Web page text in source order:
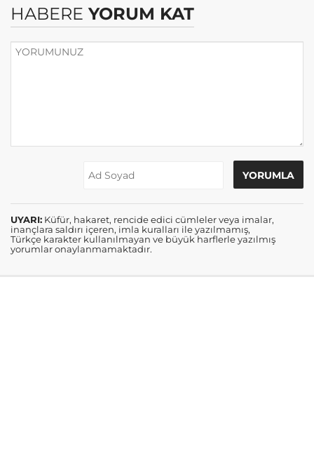
HABERE YORUM KAT
UYARI: Küfür, hakaret, rencide edici cümleler veya imalar,
inançlara saldırı içeren, imla kuralları ile yazılmamış,
Türkçe karakter kullanılmayan ve büyük harflerle yazılmış
yorumlar onaylanmamaktadır.